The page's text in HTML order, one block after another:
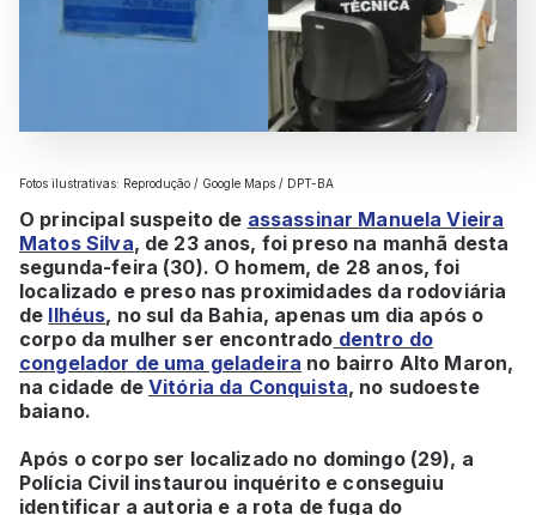
Fotos ilustrativas: Reprodução / Google Maps / DPT-BA
O principal suspeito de assassinar Manuela Vieira
Matos Silva, de 23 anos, foi preso na manhã desta
segunda-feira (30). O homem, de 28 anos, foi
localizado e preso nas proximidades da rodoviária
de Ilhéus, no sul da Bahia, apenas um dia após o
corpo da mulher ser encontrado dentro do
congelador de uma geladeira no bairro Alto Maron,
na cidade de Vitória da Conquista, no sudoeste
baiano.
Após o corpo ser localizado no domingo (29), a
Polícia Civil instaurou inquérito e conseguiu
identificar a autoria e a rota de fuga do